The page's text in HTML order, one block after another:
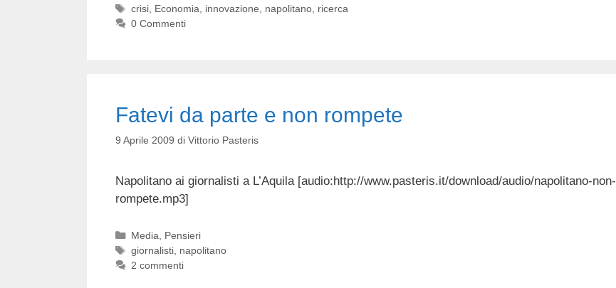
Tag
crisi, Economia innovazione napolitano, ricerca
0 Commenti
Fatevi da parte e non rompete
9 Aprile 2009 di Vittorio Pasteris
Napolitano ai giornalisti a L’Aquila [audio:http://www.pasteris.it/download/audio/napolitano-non-
rompete.mp3]
Categorie
Media
Pensieri
Tag
giornalisti, napolitano
2 commenti